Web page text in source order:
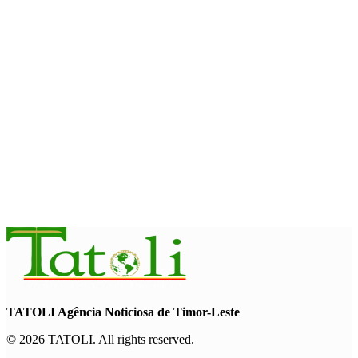
TATOLI Agência Noticiosa de Timor-Leste
© 2026 TATOLI. All rights reserved.